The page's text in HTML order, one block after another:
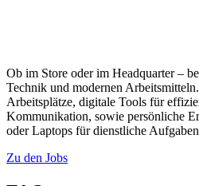
Ob im Store oder im Headquarter –
Technik und modernen
Arbeitsplätze, digitale Tools für
Kommunikation, sowie persönliche
oder Laptops für dienstliche
Zu den Jobs